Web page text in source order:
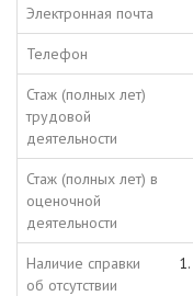
Электронная почта
Телефон
Стаж (полных лет)
трудовой
деятельности
Стаж (полных лет) в
оценочной
деятельности
Наличие справки
об отсутствии